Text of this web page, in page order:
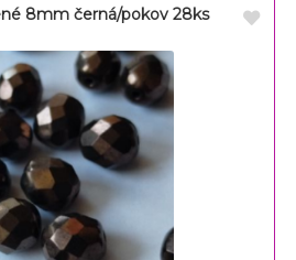
8mm černá/pokov 28ks